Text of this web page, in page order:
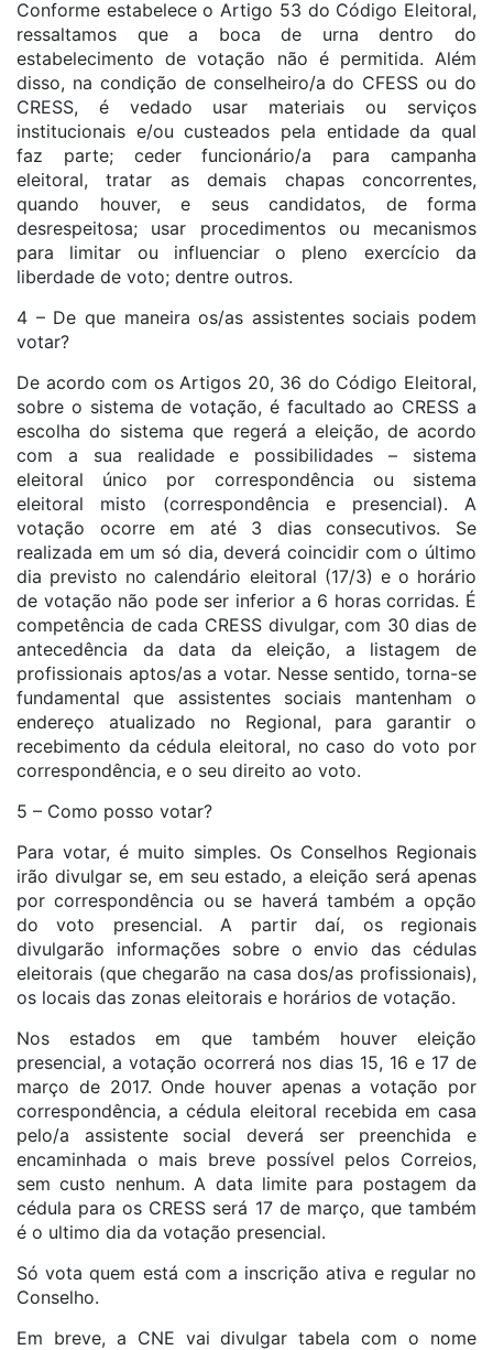
Conforme estabelece o Artigo 53 do Código Eleitoral,
ressaltamos que a boca de urna dentro do
estabelecimento de votação não é permitida. Além
disso, na condição de conselheiro/a do CFESS ou do
CRESS, é vedado usar materiais ou serviços
institucionais e/ou custeados pela entidade da qual
faz parte; ceder funcionário/a para campanha
eleitoral, tratar as demais chapas concorrentes,
quando houver, e seus candidatos, de forma
desrespeitosa; usar procedimentos ou mecanismos
para limitar ou influenciar o pleno exercício da
liberdade de voto; dentre outros.
4 – De que maneira os/as assistentes sociais podem
votar?
De acordo com os Artigos 20, 36 do Código Eleitoral,
sobre o sistema de votação, é facultado ao CRESS a
escolha do sistema que regerá a eleição, de acordo
com a sua realidade e possibilidades – sistema
eleitoral único por correspondência ou sistema
eleitoral misto (correspondência e presencial). A
votação ocorre em até 3 dias consecutivos. Se
realizada em um só dia, deverá coincidir com o último
dia previsto no calendário eleitoral (17/3) e o horário
de votação não pode ser inferior a 6 horas corridas. É
competência de cada CRESS divulgar, com 30 dias de
antecedência da data da eleição, a listagem de
profissionais aptos/as a votar. Nesse sentido, torna-se
fundamental que assistentes sociais mantenham o
endereço atualizado no Regional, para garantir o
recebimento da cédula eleitoral, no caso do voto por
correspondência, e o seu direito ao voto.
5 – Como posso votar?
Para votar, é muito simples. Os Conselhos Regionais
irão divulgar se, em seu estado, a eleição será apenas
por correspondência ou se haverá também a opção
do voto presencial. A partir daí, os regionais
divulgarão informações sobre o envio das cédulas
eleitorais (que chegarão na casa dos/as profissionais),
os locais das zonas eleitorais e horários de votação.
Nos estados em que também houver eleição
presencial, a votação ocorrerá nos dias 15, 16 e 17 de
março de 2017. Onde houver apenas a votação por
correspondência, a cédula eleitoral recebida em casa
pelo/a assistente social deverá ser preenchida e
encaminhada o mais breve possível pelos Correios,
sem custo nenhum. A data limite para postagem da
cédula para os CRESS será 17 de março, que também
é o ultimo dia da votação presencial.
Só vota quem está com a inscrição ativa e regular no
Conselho.
Em breve, a CNE vai divulgar tabela com o nome